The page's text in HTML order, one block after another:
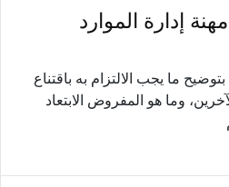
إدارة الموارد
ما يجب الالتزام به باقتناع
وما هو المفروض الابتعاد